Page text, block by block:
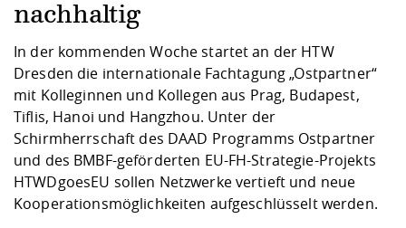
Checkliste zum
und Physik
Digitales Lernen
Lebenslagen
Studentenwerk
Angebote der
Career Service
Lehren,
Weiterbilden im
Formulare und
Internationale
Formulare und
Gründung und
Kooperationen
Klimaschutz &
Förderverein
Landbau/
Maschinenbau
Angebote für
Kontakt und Anfahrt
Qualitätssicherung
nachhaltig
In der kommenden Woche startet an der HTW
Dresden die internationale Fachtagung „Ostpartner“
mit Kolleginnen und Kollegen aus Prag, Budapest,
Tiflis, Hanoi und Hangzhou. Unter der
Schirmherrschaft des DAAD Programms Ostpartner
und des BMBF-geförderten EU-FH-Strategie-Projekts
HTWDgoesEU sollen Netzwerke vertieft und neue
Kooperationsmöglichkeiten aufgeschlüsselt werden.